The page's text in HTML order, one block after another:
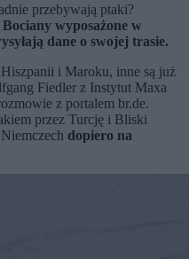
przebywają ptaki?
Bociany wyposażone w
dane o swojej trasie.
i Maroku, inne są już
Fiedler z Instytut Maxa
z portalem br.de.
przez Turcję i Bliski
dopiero na